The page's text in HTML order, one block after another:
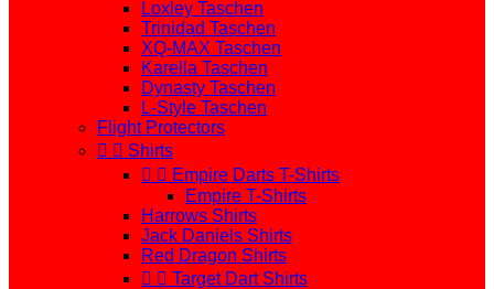
Loxley Taschen
Trinidad Taschen
XQ-MAX Taschen
Karella Taschen
Dynasty Taschen
L-Style Taschen
Flight Protectors
  Shirts
  Empire Darts T-Shirts
Empire T-Shirts
Harrows Shirts
Jack Daniels Shirts
Red Dragon Shirts
  Target Dart Shirts